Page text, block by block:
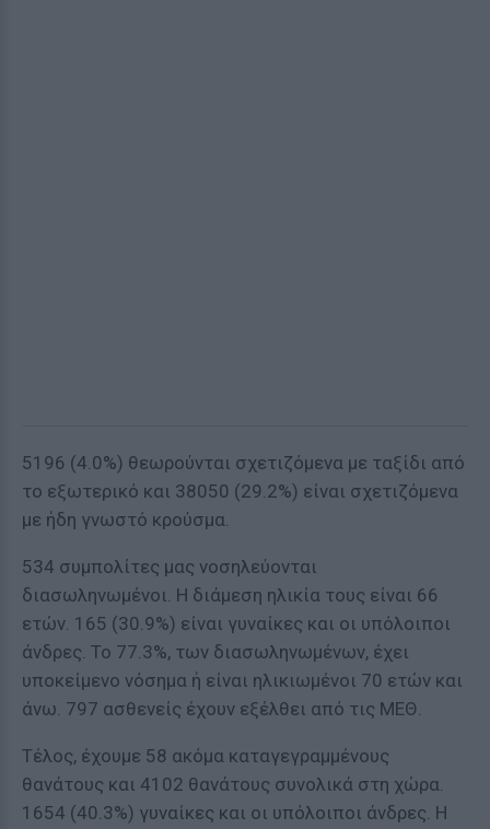
5196 (4.0%) θεωρούνται σχετιζόμενα με ταξίδι από
το εξωτερικό και 38050 (29.2%) είναι σχετιζόμενα
με ήδη γνωστό κρούσμα.
534 συμπολίτες μας νοσηλεύονται
διασωληνωμένοι. Η διάμεση ηλικία τους είναι 66
ετών. 165 (30.9%) είναι γυναίκες και οι υπόλοιποι
άνδρες. To 77.3%, των διασωληνωμένων, έχει
υποκείμενο νόσημα ή είναι ηλικιωμένοι 70 ετών και
άνω. 797 ασθενείς έχουν εξέλθει από τις ΜΕΘ.
Τέλος, έχουμε 58 ακόμα καταγεγραμμένους
θανάτους και 4102 θανάτους συνολικά στη χώρα.
1654 (40.3%) γυναίκες και οι υπόλοιποι άνδρες. Η